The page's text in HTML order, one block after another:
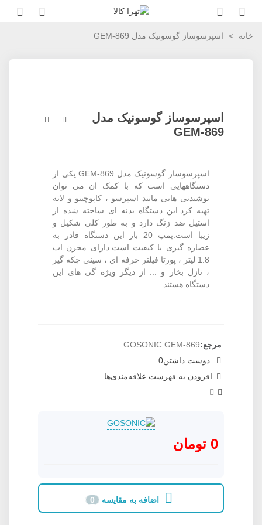
خانه > اسپرسوساز گوسونیک مدل GEM-869
اسپرسوساز گوسونیک مدل
GEM-869
اسپرسوساز گوسونیک مدل GEM-869 یکی از
دستگاههایی است که با کمک ان می توان
نوشیدنی هایی مانند اسپرسو ، کاپوچینو و لاته
تهیه کرد.این دستگاه بدنه ای ساخته شده از
استیل ضد زنگ دارد و به طور کلی شکیل و
زیبا است.پمپ 20 بار این دستگاه قادر به
عصاره گیری با کیفیت است.دارای مخزن اب
1.8 لیتر ، پورتا فیلتر حرفه ای ، سینی چکه گیر
، نازل بخار و ... از دیگر ویژه گی های این
دستگاه هستند.
مرجع:GOSONIC GEM-869
دوست داشتن0
افزودن به فهرست علاقه‌مندی‌ها
0 تومان
اضافه به مقایسه 0